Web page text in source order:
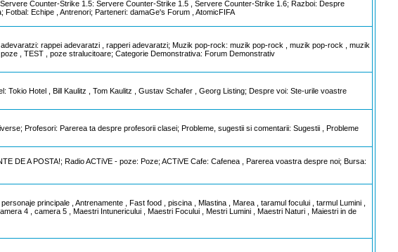
Counter-Strike 1.5: Servere Counter-Strike 1.5 , Servere Counter-Strike 1.6; Razboi: Despre
Echipe , Antrenori; Parteneri: damaGe's Forum , AtomicFIFA
rappei adevaratzi , rapperi adevaratzi; Muzik pop-rock: muzik pop-rock , muzik pop-rock , muzik
, TEST , poze stralucitoare; Categorie Demonstrativa: Forum Demonstrativ
Tokio Hotel , Bill Kaulitz , Tom Kaulitz , Gustav Schafer , Georg Listing; Despre voi: Ste-urile voastre
Profesori: Parerea ta despre profesorii clasei; Probleme, sugestii si comentarii: Sugestii , Probleme
DE A POSTA!; Radio ACTiVE - poze: Poze; ACTiVE Cafe: Cafenea , Parerea voastra despre noi; Bursa:
principale , Antrenamente , Fast food , piscina , Mlastina , Marea , taramul focului , tarmul Lumini ,
4 , camera 5 , Maestri Intunericului , Maestri Focului , Mestri Lumini , Maestri Naturi , Maiestri in de